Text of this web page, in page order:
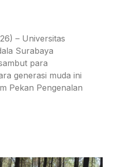
– Universitas
Surabaya
para
generasi muda ini
Pekan Pengenalan